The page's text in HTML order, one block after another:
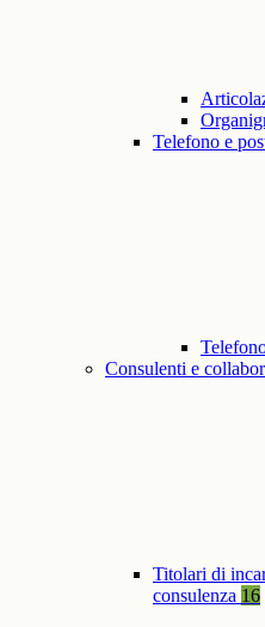
Telefono e
Consulenti e
Titolari di
consulenza 16